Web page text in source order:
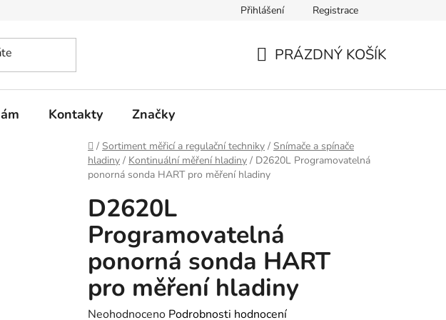
Přihlášení Registrace
PRÁZDNÝ KOŠÍK
Kontakty Značky
Domů
/ Sortiment měřicí a regulační techniky / Snímače a spínače
hladiny / Kontinuální měření hladiny / D2620L Programovatelná
ponorná sonda HART pro měření hladiny
D2620L
Programovatelná
ponorná sonda HART
pro měření hladiny
Průměrné
Neohodnoceno Podrobnosti hodnocení